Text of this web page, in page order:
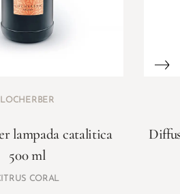
LOCHERBER
lampada catalitica
500 ml
CORAL